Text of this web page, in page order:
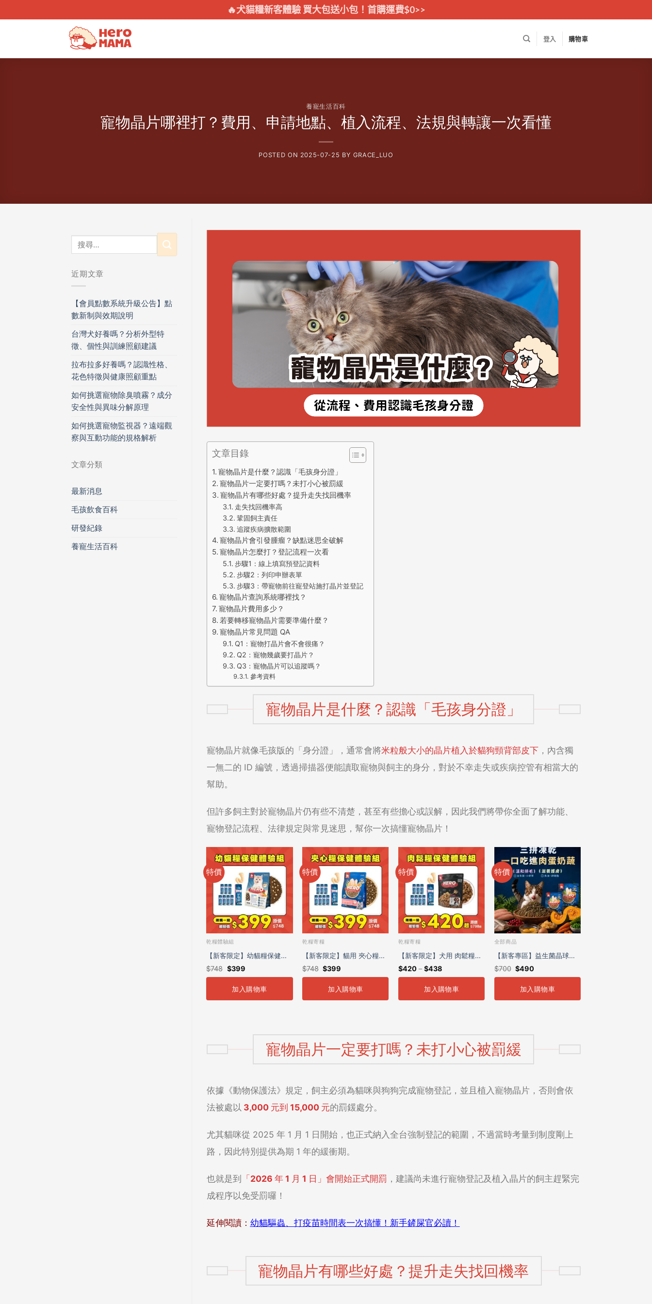
to
🔥犬貓糧新客體驗 買大包送小包！首購運費$0>>
登入 購物車
養寵生活百科
寵物晶片哪裡打？費用、申請地點、植入流程、法規與轉讓一次看懂
POSTED ON 2025-07-25 BY GRACE_LUO
近期文章
【會員點數系統升級公告】點
數新制與效期說明
台灣犬好養嗎？分析外型特
徵、個性與訓練照顧建議
拉布拉多好養嗎？認識性格、
花色特徵與健康照顧重點
如何挑選寵物除臭噴霧？成分
安全性與異味分解原理
如何挑選寵物監視器？遠端觀
察與互動功能的規格解析
文章分類
最新消息
毛孩飲食百科
研發紀錄
養寵生活百科
文章目錄
寵物晶片是什麼？認識「毛孩身分證」
寵物晶片一定要打嗎？未打小心被罰緩
寵物晶片有哪些好處？提升走失找回機率
走失找回機率高
鞏固飼主責任
追蹤疾病擴散範圍
寵物晶片會引發腫瘤？缺點迷思全破解
寵物晶片怎麼打？登記流程一次看
步驟1：線上填寫預登記資料
步驟2：列印申辦表單
步驟3：帶寵物前往寵登站施打晶片並登記
寵物晶片查詢系統哪裡找？
寵物晶片費用多少？
若要轉移寵物晶片需要準備什麼？
寵物晶片常見問題 QA
Q1：寵物打晶片會不會很痛？
Q2：寵物幾歲要打晶片？
Q3：寵物晶片可以追蹤嗎？
參考資料
寵物晶片是什麼？認識「毛孩身分證」
寵物晶片就像毛孩版的「身分證」，通常會將米粒般大小的晶片植入於貓狗頸背部皮下，內含獨
一無二的 ID 編號，透過掃描器便能讀取寵物與飼主的身分，對於不幸走失或疾病控管有相當大的
幫助。
但許多飼主對於寵物晶片仍有些不清楚，甚至有些擔心或誤解，因此我們將帶你全面了解功能、
寵物登記流程、法律規定與常見迷思，幫你一次搞懂寵物晶片！
特價
乾糧體驗組
【新客限定】幼貓糧保健體
驗組
$748 $399
加入購物車
特價
乾糧寄糧
【新客限定】貓用 夾心糧保
健體驗組
$748 $399
加入購物車
特價
乾糧寄糧
【新客限定】犬用 肉鬆糧保
健體驗組
$420 –$438
加入購物車
特價
全部商品
【新客專區】益生菌晶球夾
心糧 (2入7折組) | 全齡貓適
$700 $490
加入購物車
寵物晶片一定要打嗎？未打小心被罰緩
依據《動物保護法》規定，飼主必須為貓咪與狗狗完成寵物登記，並且植入寵物晶片，否則會依
法被處以 3,000 元到 15,000 元的罰鍰處分。
尤其貓咪從 2025 年 1 月 1 日開始，也正式納入全台強制登記的範圍，不過當時考量到制度剛上
路，因此特別提供為期 1 年的緩衝期。
也就是到 「2026 年 1 月 1 日」 會開始正式開罰 ，建議尚未進行寵物登記及植入晶片的飼主趕緊完
成程序以免受罰囉！
延伸閱讀： 幼貓驅蟲、打疫苗時間表一次搞懂！新手鏟屎官必讀！
寵物晶片有哪些好處？提升走失找回機率